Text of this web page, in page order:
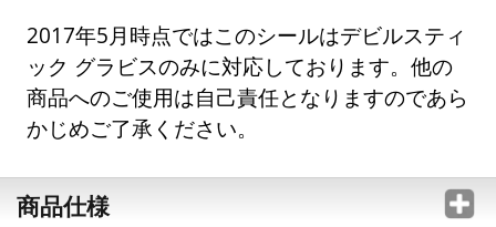
2017年5月時点ではこのシールはデビルスティ
ック グラビスのみに対応しております。他の
商品へのご使用は自己責任となりますのであら
かじめご了承ください。
商品仕様